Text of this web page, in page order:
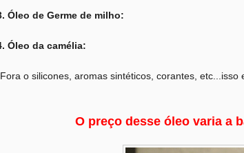
Óleo de Germe de milho:
Óleo da camélia:
o silicones, aromas sintéticos, corantes, etc...isso
O preço desse óleo varia a